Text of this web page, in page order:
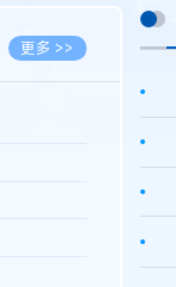
更多 >>